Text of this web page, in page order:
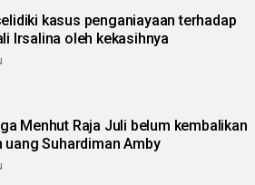
kasus penganiayaan terhadap
Irsalina oleh kekasihnya
Menhut Raja Juli belum kembalikan
uang Suhardiman Amby